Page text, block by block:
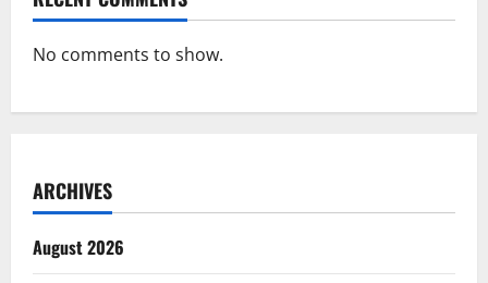
No comments to show.
ARCHIVES
August 2026